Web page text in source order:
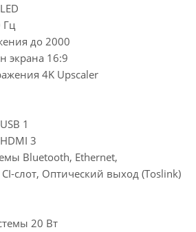
Гц
до 2000
экрана 16:9
4K Upscaler
1
3
Bluetooth, Ethernet,
слот, Оптический выход (Toslink)
20 Вт